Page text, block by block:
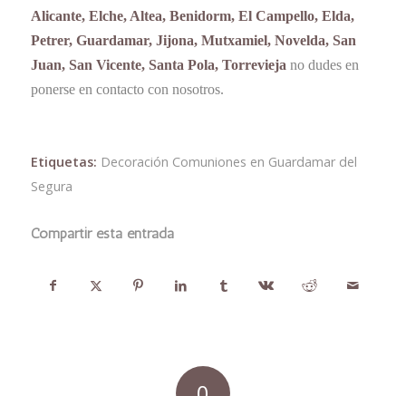
Alicante, Elche, Altea, Benidorm, El Campello, Elda,
Petrer, Guardamar, Jijona, Mutxamiel, Novelda, San
Juan, San Vicente, Santa Pola, Torrevieja no dudes en
ponerse en contacto con nosotros.
Etiquetas: Decoración Comuniones en Guardamar del
Segura
Compartir esta entrada